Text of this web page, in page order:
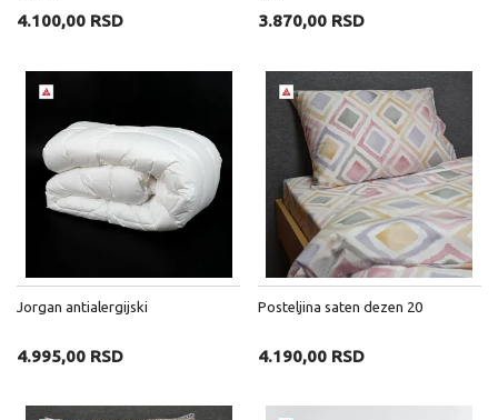
4.100,00 RSD 3.870,00 RSD
Jorgan antialergijski
4.995,00 RSD
Posteljina saten dezen 20
4.190,00 RSD